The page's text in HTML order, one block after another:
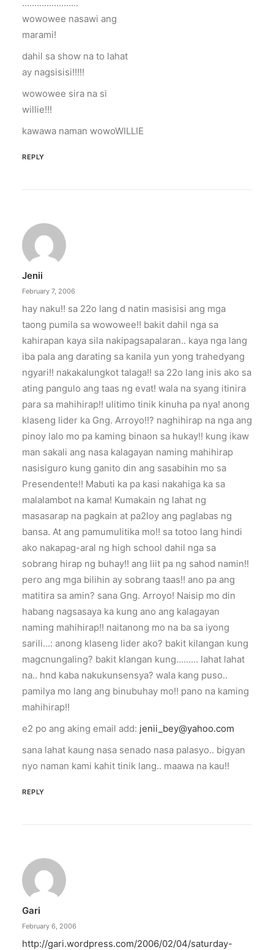
…………………..
wowowee nasawi ang
marami!
dahil sa show na to lahat
ay nagsisisi!!!!!
wowowee sira na si
willie!!!
kawawa naman wowoWILLIE
REPLY
Jenii
February 7, 2006
hay naku!! sa 22o lang d natin masisisi ang mga
taong pumila sa wowowee!! bakit dahil nga sa
kahirapan kaya sila nakipagsapalaran.. kaya nga lang
iba pala ang darating sa kanila yun yong trahedyang
ngyari!! nakakalungkot talaga!! sa 22o lang inis ako sa
ating pangulo ang taas ng evat! wala na syang itinira
para sa mahihirap!! ulitimo tinik kinuha pa nya! anong
klaseng lider ka Gng. Arroyo!!? naghihirap na nga ang
pinoy lalo mo pa kaming binaon sa hukay!! kung ikaw
man sakali ang nasa kalagayan naming mahihirap
nasisiguro kung ganito din ang sasabihin mo sa
Presendente!! Mabuti ka pa kasi nakahiga ka sa
malalambot na kama! Kumakain ng lahat ng
masasarap na pagkain at pa2loy ang paglabas ng
bansa. At ang pamumulitika mo!! sa totoo lang hindi
ako nakapag-aral ng high school dahil nga sa
sobrang hirap ng buhay!! ang liit pa ng sahod namin!!
pero ang mga bilihin ay sobrang taas!! ano pa ang
matitira sa amin? sana Gng. Arroyo! Naisip mo din
habang nagsasaya ka kung ano ang kalagayan
naming mahihirap!! naitanong mo na ba sa iyong
sarili…: anong klaseng lider ako? bakit kilangan kung
magcnungaling? bakit klangan kung……… lahat lahat
na.. hnd kaba nakukunsensya? wala kang puso..
pamilya mo lang ang binubuhay mo!! pano na kaming
mahihirap!!
e2 po ang aking email add: jenii_bey@yahoo.com
sana lahat kaung nasa senado nasa palasyo.. bigyan
nyo naman kami kahit tinik lang.. maawa na kau!!
REPLY
Gari
February 6, 2006
http://gari.wordpress.com/2006/02/04/saturday-